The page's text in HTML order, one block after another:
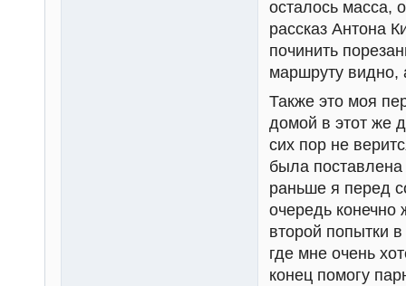
осталось масса,
рассказ Антона
починить
маршруту видно,
Также это моя
домой в этот же
сих пор не
была поставлена
раньше я перед
очередь конечно
второй попытки
где мне очень
конец помогу